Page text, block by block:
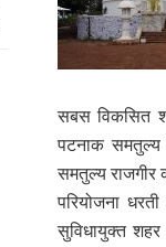
सबस विकसित
पटनाक समतुल्य
समतुल्य
परियोजना
सुविधायुक्त शहर